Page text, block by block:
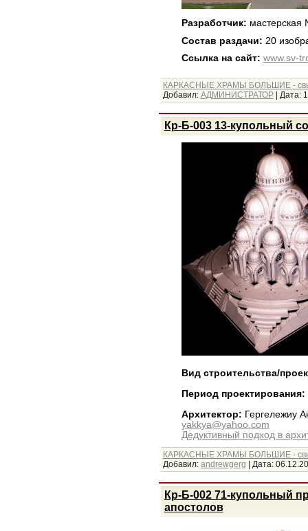
Разработчик:
Состав раздачи: 20
Ссылка на сайт: www.sv-
КАРКАСНЫЕ ХРАМЫ БОЛЬШИЕ -
Добавил: АДМИНИСТРАТОР| Дата:
Кр-Б-003 13-купольный
Вид строительства/
Период проектирования:
Архитектор: Гергележиу
yakkya@yahoo.com
Дедуктивный подход в
КАРКАСНЫЕ ХРАМЫ БОЛЬШИЕ -
Добавил: andrewgerg | Дата:
Кр-Б-002 71-купольный
апостолов